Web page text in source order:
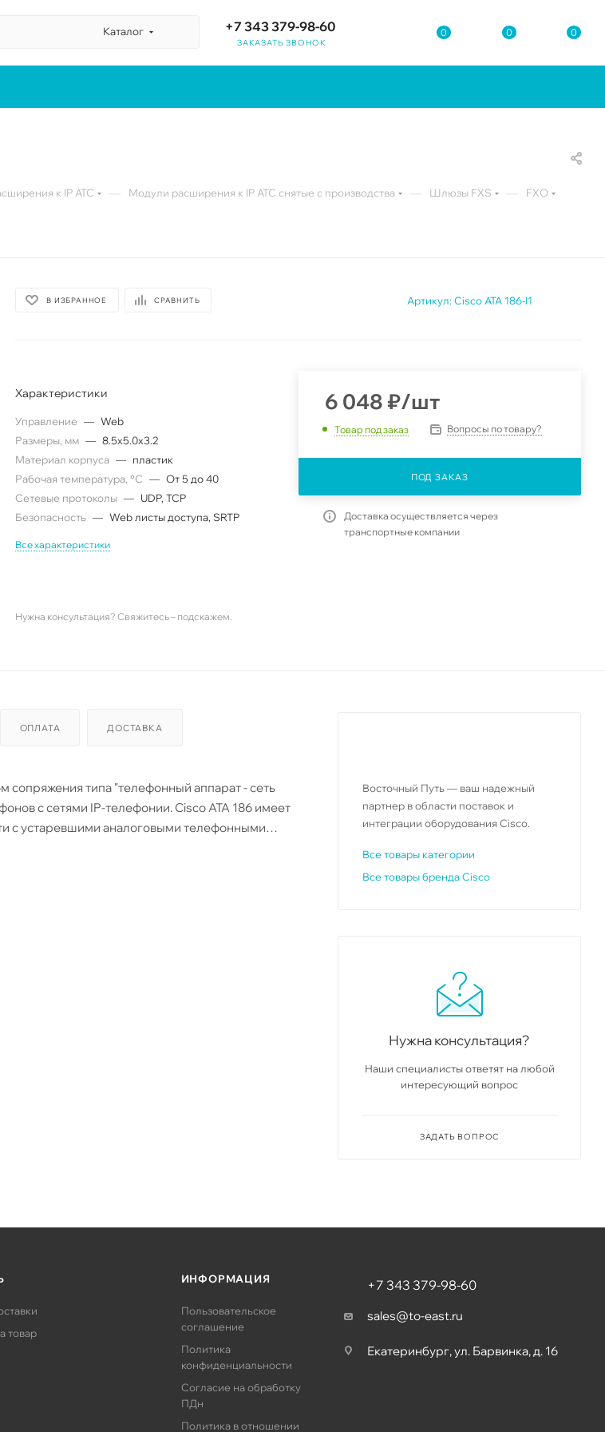
Каталог +7 343 379-98-60
ЗАКАЗАТЬ ЗВОНОК
0 0 0
к IP АТС Модули расширения к IP АТС снятые с производства Шлюзы FXS FXO
В ИЗБРАННОЕ СРАВНИТЬ Артикул: Cisco ATA 186-I1
Характеристики
Управление — Web
Размеры, мм — 8.5x5.0x3.2
Материал корпуса — пластик
Рабочая температура, °C — От 5 до 40
Сетевые протоколы — UDP, TCP
Безопасность — Web листы доступа, SRTP
Все характеристики
6 048 ₽/шт
Товар под заказ Вопросы по товару?
ПОД ЗАКАЗ
Доставка осуществляется через
транспортные компании
Нужна консультация? Свяжитесь – подскажем.
ОПЛАТА ДОСТАВКА
сопряжения типа "телефонный аппарат - сеть
с сетями IP-телефонии. Cisco ATA 186 имеет
с устаревшими аналоговыми телефонными
порты. Оба голосовых порта могут
Восточный Путь — ваш надежный
партнер в области поставок и
интеграции оборудования Cisco.
Все товары категории
Все товары бренда Cisco
Нужна консультация?
Наши специалисты ответят на любой
интересующий вопрос
ЗАДАТЬ ВОПРОС
товар
ИНФОРМАЦИЯ
Пользовательское
соглашение
Политика
конфиденциальности
Согласие на обработку
ПДн
Политика в отношении
+7 343 379-98-60
sales@to-east.ru
Екатеринбург, ул. Барвинка, д. 16